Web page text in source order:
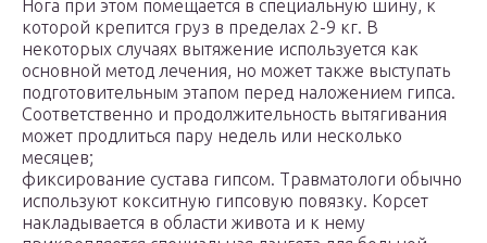
Нога при этом помещается в специальную шину, к
которой крепится груз в пределах 2-9 кг. В
некоторых случаях вытяжение используется как
основной метод лечения, но может также выступать
подготовительным этапом перед наложением гипса.
Соответственно и продолжительность вытягивания
может продлиться пару недель или несколько
месяцев;
фиксирование сустава гипсом. Травматологи обычно
используют кокситную гипсовую повязку. Корсет
накладывается в области живота и к нему